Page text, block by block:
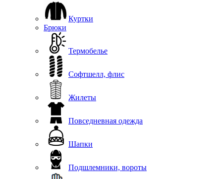
Куртки
Брюки
Термобелье
Софтшелл, флис
Жилеты
Повседневная одежда
Шапки
Подшлемники, вороты